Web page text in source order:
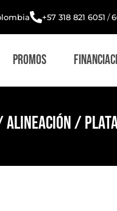
+57 318 821 6051 /
Promos
Alineación/